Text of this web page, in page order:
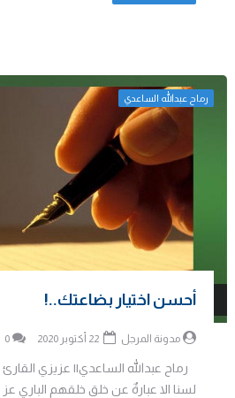
رماح عبدالله الساعدي
أحسن اختيار بضاعتك..!
مدونة المرجل 0
رماح عبدالله الساعدي|| عزيزي
لسنا الا عبارةٌ عن خلق خلقهم الباري